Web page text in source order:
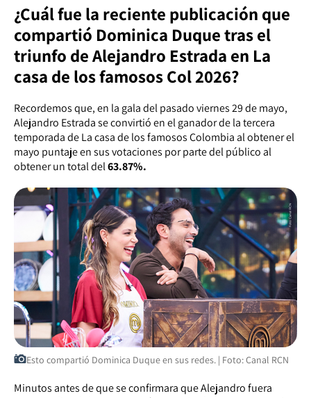
¿Cuál fue la reciente publicación que
compartió Dominica Duque tras el
triunfo de Alejandro Estrada en La
casa de los famosos Col 2026?
Recordemos que, en la gala del pasado viernes 29 de mayo,
Alejandro Estrada se convirtió en el ganador de la tercera
temporada de La casa de los famosos Colombia al obtener el
mayo puntaje en sus votaciones por parte del público al
obtener un total del63.87%.
Esto compartió Dominica Duque en sus redes. | Foto: Canal RCN
Minutos antes de que se confirmara que Alejandro fuera